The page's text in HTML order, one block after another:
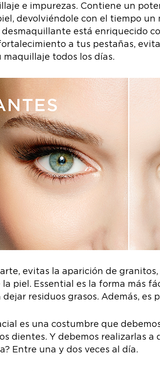
e impurezas. Contiene un
devolviéndole con el tiempo un
desmaquillante está enriquecido
a tus pestañas,
maquillaje todos los días.
evitas la aparición de
piel. Essential es la forma más
residuos grasos. Además, es
es una costumbre que
dientes. Y debemos realizarlas
Entre una y dos veces al día.